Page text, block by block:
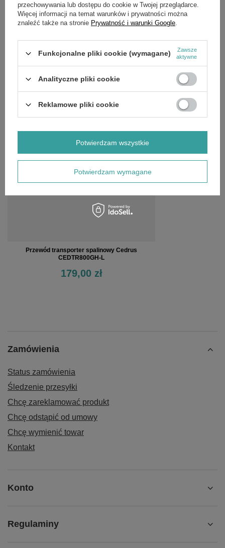
SZCZEGÓŁOWE DANE
Symbol 790010
OPINIE (0)
Przewód transporter spalinowy Cedrus
CEDTR800GH-L
179,00 zł
Zamówienia
Status zamówienia
Śledzenie przesyłki
Chcę zareklamować produkt
Chcę odstąpić od umowy
Chcę wymienić towar
Kontakt
Konto
Regulaminy
przechowywania lub dostępu do cookie w Twojej przeglądarce.
Więcej informacji na temat warunków i prywatności można
znaleźć także na stronie Prywatność i warunki Google
Funkcjonalne pliki cookie (wymagane)
Zawsze
aktywne
Analityczne pliki cookie
Reklamowe pliki cookie
Potwierdzam wymagane
Potwierdzam wszystkie